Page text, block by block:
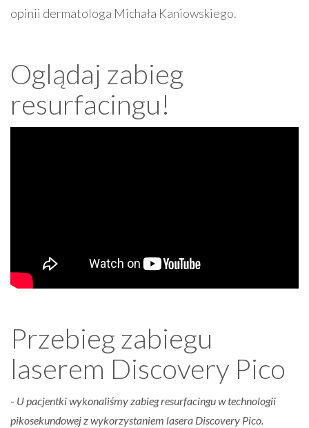
opinii dermatologa Michała Kaniowskiego.
Oglądaj zabieg
resurfacingu!
Przebieg zabiegu
laserem Discovery Pico
- U pacjentki wykonaliśmy zabieg resurfacingu w technologii
pikosekundowej z wykorzystaniem lasera Discovery Pico.